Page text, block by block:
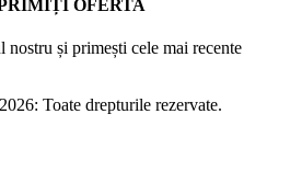
OFERTA
nostru și primești cele mai recente
Toate drepturile rezervate.